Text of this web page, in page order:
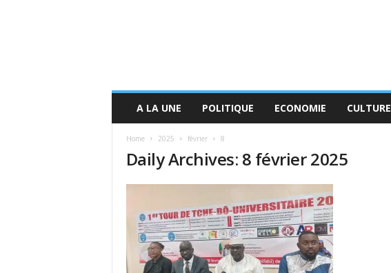
A LA UNE POLITIQUE ECONOMIE CULTURE
Home 2025 février 8
Daily Archives: 8 février 2025